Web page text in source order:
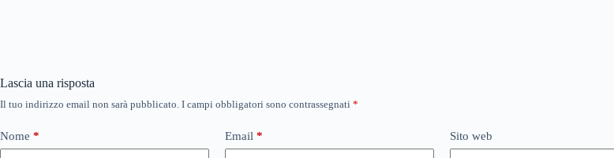
Lascia una risposta
Il tuo indirizzo email non sarà pubblicato. I campi obbligatori sono contrassegnati *
Nome * Email * Sito web